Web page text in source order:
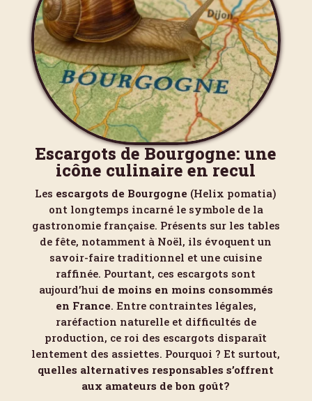
Escargots de Bourgogne: une
icône culinaire en recul
Les escargots de Bourgogne (Helix pomatia)
ont longtemps incarné le symbole de la
gastronomie française. Présents sur les tables
de fête, notamment à Noël, ils évoquent un
savoir-faire traditionnel et une cuisine
raffinée. Pourtant, ces escargots sont
aujourd’hui de moins en moins consommés
en France. Entre contraintes légales,
raréfaction naturelle et difficultés de
production, ce roi des escargots disparaît
lentement des assiettes. Pourquoi ? Et surtout,
quelles alternatives responsables s’offrent
aux amateurs de bon goût?